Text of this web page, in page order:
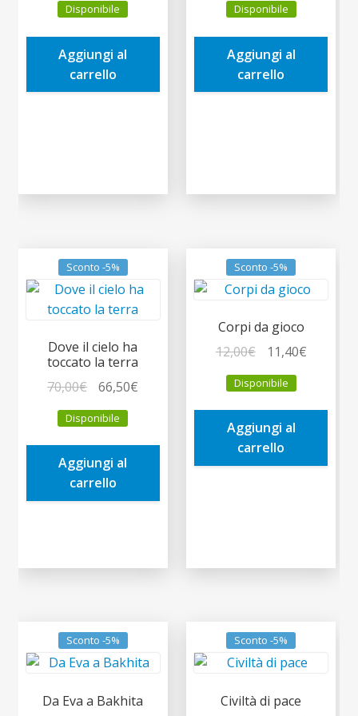
originale
era:
7,00€.
è:
Disponibile
Aggiungi al
carrello
originale
era:
15,00€.
è:
Disponibile
Aggiungi al
carrello
Sconto -5%
Dove il cielo ha
toccato la terra
70,00€
prezzo
originale
era:
70,00€.
66,50€
è:
Disponibile
Aggiungi al
carrello
Sconto -5%
Corpi da gioco
12,00€
prezzo
originale
era:
12,00€.
11,40€Il
è:
Disponibile
Aggiungi al
carrello
Sconto -5%
Da Eva a Bakhita
Sconto -5%
Civiltà di pace